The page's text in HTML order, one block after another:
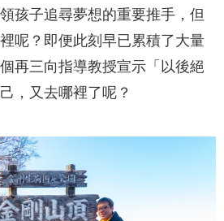
孩子追尋夢想的重要推手，但
呢？即便此刻早已累積了大量
再三向指導教授宣示「以後絕
，又去哪裡了呢？